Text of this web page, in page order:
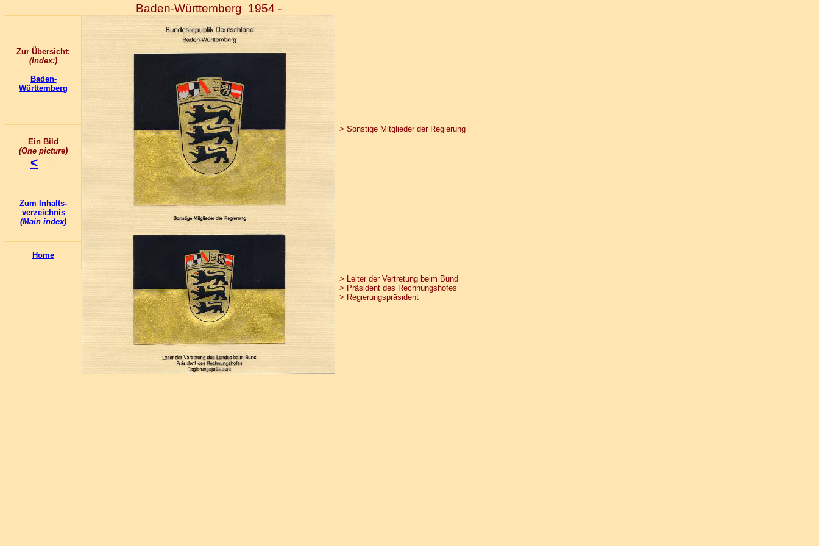
Baden-Württemberg 1954 -
Zur Übersicht:
(Index:)
Baden-
Württemberg
Ein Bild
(One picture)
<
Zum Inhalts-
verzeichnis
(Main index)
Home
> Sonstige Mitglieder der Regierung
> Leiter der Vertretung beim Bund
> Präsident des Rechnungshofes
> Regierungspräsident